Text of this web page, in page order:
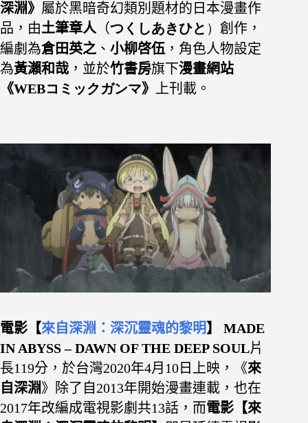
深淵》 屬於黑暗奇幻類別題材的日本漫畫作
品，由土筆章人 （つくしあきひと ） 創作，
編劇為倉田英之 、 小柳啓伍 ，角色人物設定
為黃瀨和哉 ，並於竹書房旗下漫畫網站
《WEBコミックガンマ》 上刊載 。
電影【來自深淵：深沉靈魂的黎明 】
MADE
IN ABYSS – DAWN OF THE DEEP SOUL片
長119分，於台灣2020年4月10日上映，《來
自深淵》除了自2013年開始漫畫連載，也在
2017年改編成電視影劇共13話，而電影【來